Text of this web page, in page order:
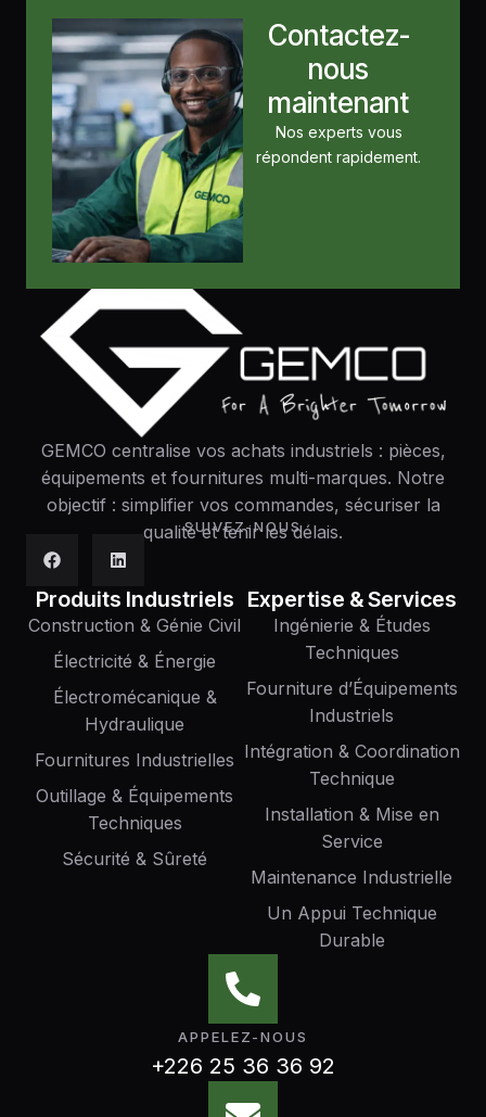
GEMCO centralise vos achats industriels : pièces,
équipements et fournitures multi-marques. Notre
objectif : simplifier vos commandes, sécuriser la
qualité et tenir les délais.
SUIVEZ-NOUS
Contactez-
nous
maintenant
Nos experts vous
répondent rapidement.
APPELEZ-NOUS
+226 25 36 36 92
Produits Industriels
Construction & Génie Civil
Électricité & Énergie
Électromécanique &
Hydraulique
Fournitures Industrielles
Outillage & Équipements
Techniques
Sécurité & Sûreté
Expertise & Services
Ingénierie & Études
Techniques
Fourniture d’Équipements
Industriels
Intégration & Coordination
Technique
Installation & Mise en
Service
Maintenance Industrielle
Un Appui Technique
Durable